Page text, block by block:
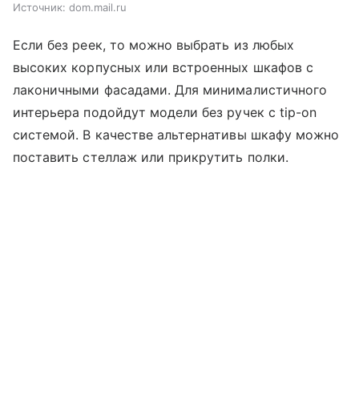
Источник: dom.mail.ru
Если без реек, то можно выбрать из любых
высоких корпусных или встроенных шкафов с
лаконичными фасадами. Для минималистичного
интерьера подойдут модели без ручек с tip-on
системой. В качестве альтернативы шкафу можно
поставить стеллаж или прикрутить полки.